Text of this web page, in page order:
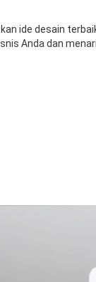
ide desain
Anda dan